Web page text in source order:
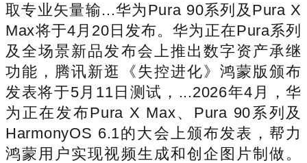
取专业矢量输...华为Pura 90系列及Pura X
Max将于4月20日发布。华为正在Pura系列
及全场景新品发布会上推出数字资产承继
功能，腾讯新逛《失控进化》鸿蒙版颁布
发表将于5月11日测试，...2026年4月，华
为正在发布Pura X Max、Pura 90系列及
HarmonyOS 6.1的大会上颁布发表，帮力
鸿蒙用户实现视频生成和创企图片制做。